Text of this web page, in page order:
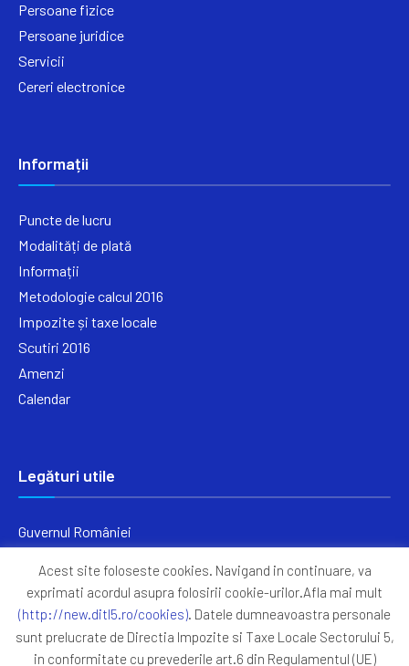
Persoane fizice
Persoane juridice
Servicii
Cereri electronice
Informații
Puncte de lucru
Modalități de plată
Informații
Metodologie calcul 2016
Impozite și taxe locale
Scutiri 2016
Amenzi
Calendar
Legături utile
Guvernul României
Primăria Sectorul 5
ANAF
Protocoale
Acest site foloseste cookies. Navigand in continuare, va
exprimati acordul asupra folosirii cookie-urilor.Afla mai mult
(http://new.ditl5.ro/cookies). Datele dumneavoastra personale
sunt prelucrate de Directia Impozite si Taxe Locale Sectorului 5,
in conformitate cu prevederile art.6 din Regulamentul (UE)